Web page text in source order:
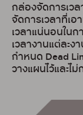
กล่องจัดการเวล
จัดการเวลาที่เอ
เวลาแน่นอนใน
เวลางานแต่ละง
กำหนด Dead
วางแผนไว้และไ